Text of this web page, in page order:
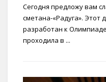
Сегодня предложу вам
сметана-«Радуга». Этот
разработан к Олимпиаде
проходила в ...